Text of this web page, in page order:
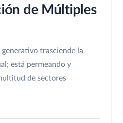
de Múltiples
generativo trasciende la
está permeando y
de sectores